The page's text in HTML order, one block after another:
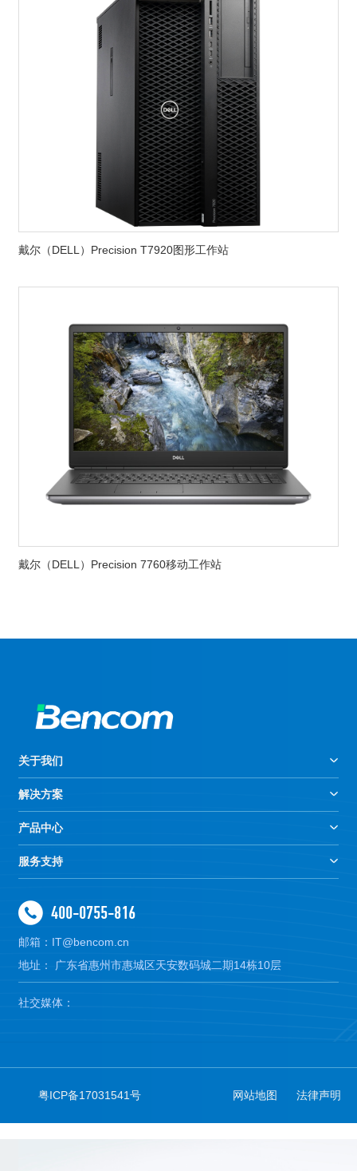
戴尔（DELL）Precision T7920图形工作站
戴尔（DELL）Precision 7760移动工作站
关于我们
解决方案
产品中心
服务支持
400-0755-816
邮箱：IT@bencom.cn
地址： 广东省惠州市惠城区天安数码城二期14栋10层
社交媒体：
粤ICP备17031541号 网站地图 法律声明